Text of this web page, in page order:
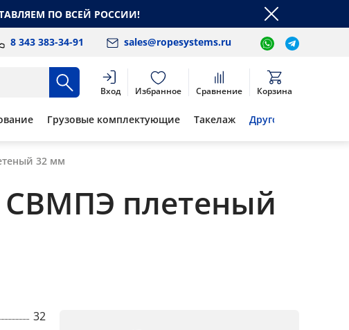
ПО ВСЕЙ РОССИИ!
8 343 383-34-91 sales@ropesystems.ru
Вход Избранное Сравнение Корзина
Грузовые комплектующие Такелаж Другое
32 мм
СВМПЭ плетеный
32